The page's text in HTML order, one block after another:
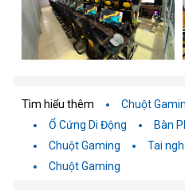
GDDR5, cung cấp hiệu suất
với thiết lập đồ họa từ trung
Kiến trúc Pascal: Sử dụng
Công nghệ MSI
dàng theo dõi và điều chỉnh
tốc độ xung nhịp và quản lý
Tìm hiểu thêm Chuột
Ổ Cứng Di Động
Bàn
Chuột Gaming
Tai
Chuột Gaming